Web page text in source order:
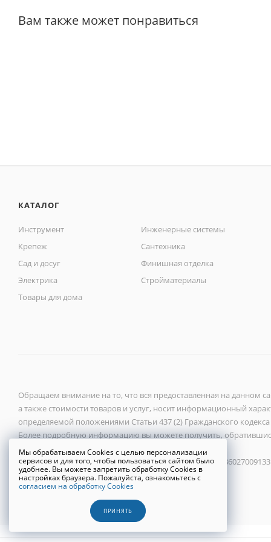
Вам также может понравиться
КАТАЛОГ
Инструмент
Инженерные системы
Крепеж
Сантехника
Сад и досуг
Финишная отделка
Электрика
Стройматериалы
Товары для дома
Обращаем внимание на то, что вся предоставленная на данном
а также стоимости товаров и услуг, носит информационный
определяемой положениями Статьи 437 (2) Гражданского
Более подробную информацию вы можете получить,
ООО «Новый город» 2026 ©, ИНН 6027118272, ОГРН 1086027009133
Политика конфиденциальности
Мы обрабатываем Cookies с целью персонализации
сервисов и для того, чтобы пользоваться сайтом было
удобнее. Вы можете запретить обработку Cookies в
настройках браузера. Пожалуйста, ознакомьтесь с
согласием на обработку Cookies
ПРИНЯТЬ